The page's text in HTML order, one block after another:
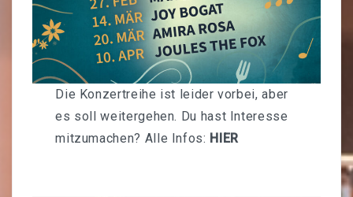
Unser Sortiment
Unser Netzwerk
Foodsharing
Reservierungen & Vermietung
Die Konzertreihe ist leider vorbei, aber
es soll weitergehen. Du hast Interesse
mitzumachen? Alle Infos: HIER